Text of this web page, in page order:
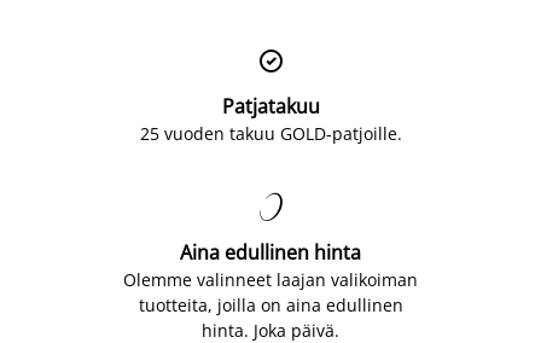

Patjatakuu
25 vuoden takuu GOLD-patjoille.

Aina edullinen hinta
Olemme valinneet laajan valikoiman
tuotteita, joilla on aina edullinen
hinta. Joka päivä.